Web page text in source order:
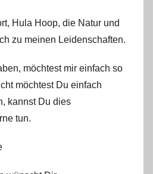
Hula Hoop, die Natur und
zu meinen Leidenschaften.
möchtest mir einfach so
möchtest Du einfach
kannst Du dies
tun.